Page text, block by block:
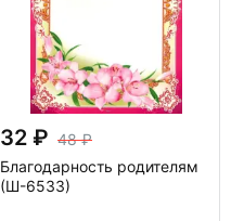
32
48
Благодарность родителям
(Ш-6533)